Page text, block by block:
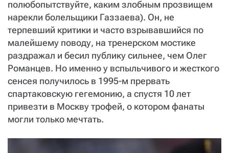
полюбопытствуйте, каким злобным прозвищем
нарекли болельщики Газзаева). Он, не
терпевший критики и часто взрывавшийся по
малейшему поводу, на тренерском мостике
раздражал и бесил публику сильнее, чем Олег
Романцев. Но именно у вспыльчивого и жесткого
сенсея получилось в 1995-м прервать
спартаковскую гегемонию, а спустя 10 лет
привезти в Москву трофей, о котором фанаты
могли только мечтать.